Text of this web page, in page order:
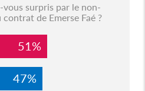
vous surpris par le non-
de Emerse Faé ?
51%
47%